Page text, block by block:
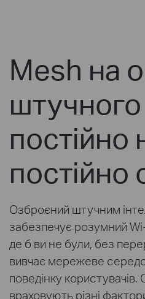
Mesh на
штучного
постійно
постійно
Озброєний штучним
забезпечує розумний
де б ви не були, без
вивчає мережеве
поведінку користувачів.
враховують різні